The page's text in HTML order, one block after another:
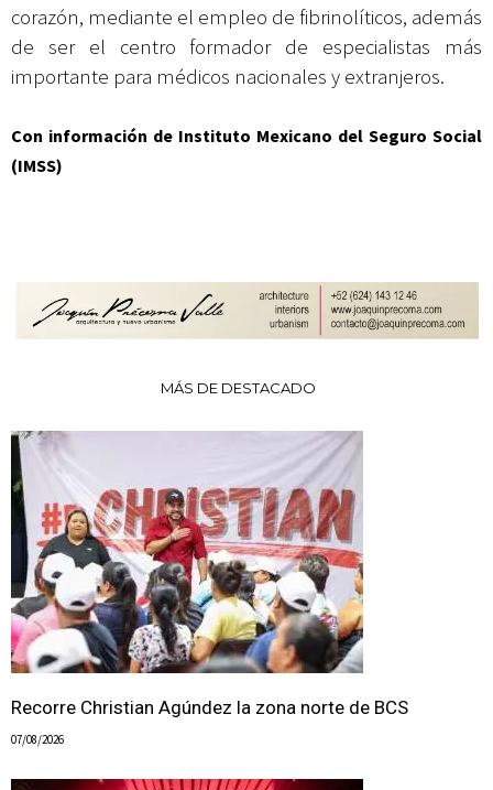
corazón, mediante el empleo de fibrinolíticos, además
de ser el centro formador de especialistas más
importante para médicos nacionales y extranjeros.
Con información de Instituto Mexicano del Seguro Social
(IMSS)
MÁS DE DESTACADO
Recorre Christian Agúndez la zona norte de BCS
07/08/2026